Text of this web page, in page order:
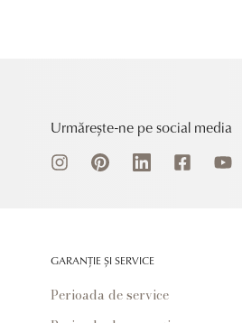
Urmărește-ne pe social media
GARANȚIE ȘI SERVICE
Perioada de service